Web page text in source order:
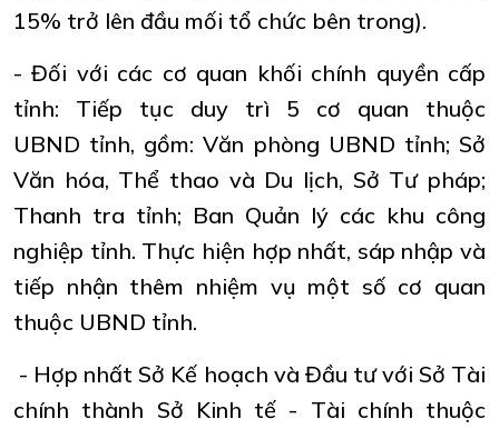
15% trở lên đầu mối tổ chức bên trong).
- Đối với các cơ quan khối chính quyền cấp
tỉnh: Tiếp tục duy trì 5 cơ quan thuộc
UBND tỉnh, gồm: Văn phòng UBND tỉnh; Sở
Văn hóa, Thể thao và Du lịch, Sở Tư pháp;
Thanh tra tỉnh; Ban Quản lý các khu công
nghiệp tỉnh. Thực hiện hợp nhất, sáp nhập và
tiếp nhận thêm nhiệm vụ một số cơ quan
thuộc UBND tỉnh.
- Hợp nhất Sở Kế hoạch và Đầu tư với Sở Tài
chính thành Sở Kinh tế - Tài chính thuộc